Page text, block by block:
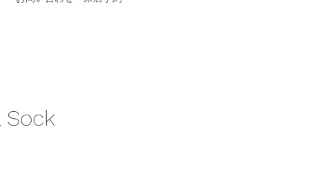
Sock